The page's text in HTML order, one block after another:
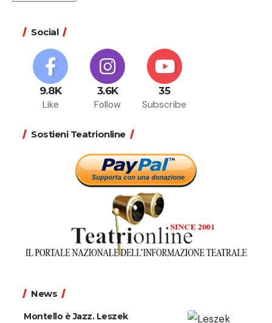
Social
9.8K
Like
3.6K
Follow
35
Subscribe
Sostieni Teatrionline
News
Montello è Jazz. Leszek